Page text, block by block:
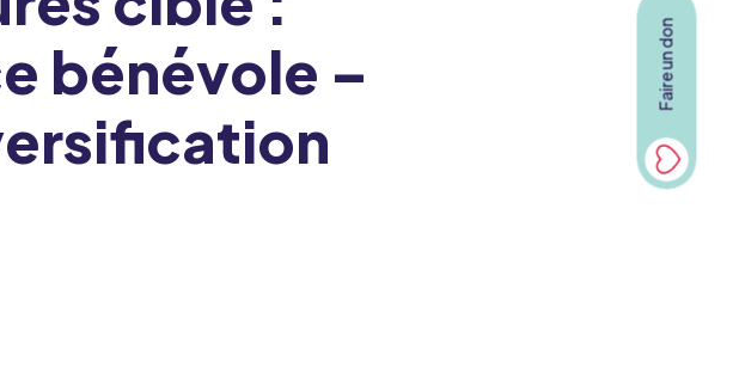
bénévole –
Faire un don